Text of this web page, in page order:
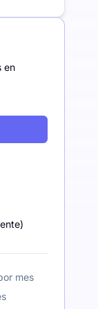
en
)
mes